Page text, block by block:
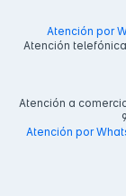
Atención por
Atención
Atención a
Atención por